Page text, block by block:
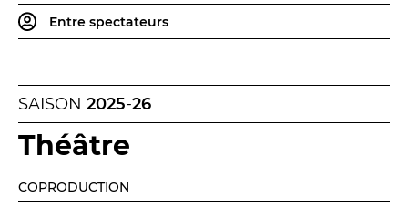
LES FRANCISCAINS LA CUISINE
BILLETTERIE
Entre spectateurs
SAISON 2025-26
Théâtre
COPRODUCTION